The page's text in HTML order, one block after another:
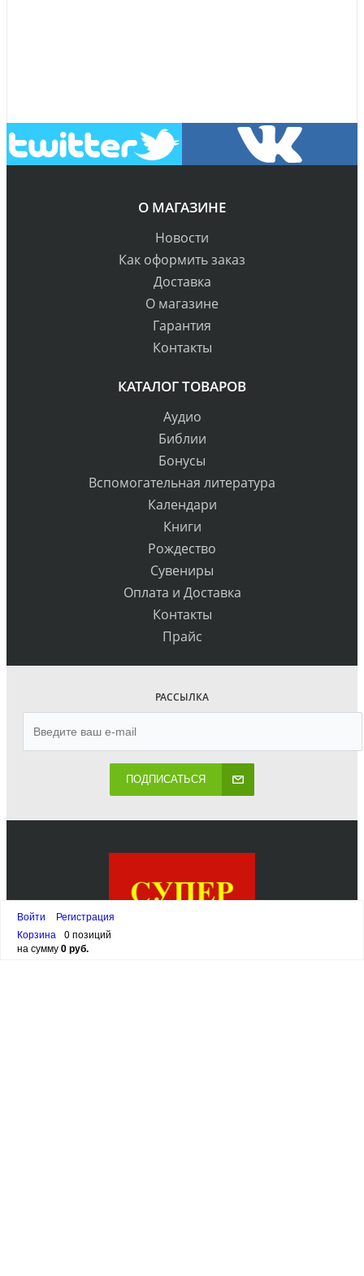
О МАГАЗИНЕ
Новости
Как оформить заказ
Доставка
О магазине
Гарантия
Контакты
КАТАЛОГ ТОВАРОВ
Аудио
Библии
Бонусы
Вспомогательная литература
Календари
Книги
Рождество
Сувениры
Оплата и Доставка
Контакты
Прайс
РАССЫЛКА
ПОДПИСАТЬСЯ
Войти
Регистрация
Корзина
0 позиций
на сумму0 руб.